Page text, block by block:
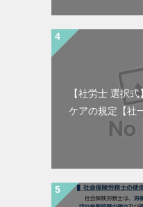
【社労士 選択
ケアの規定【社